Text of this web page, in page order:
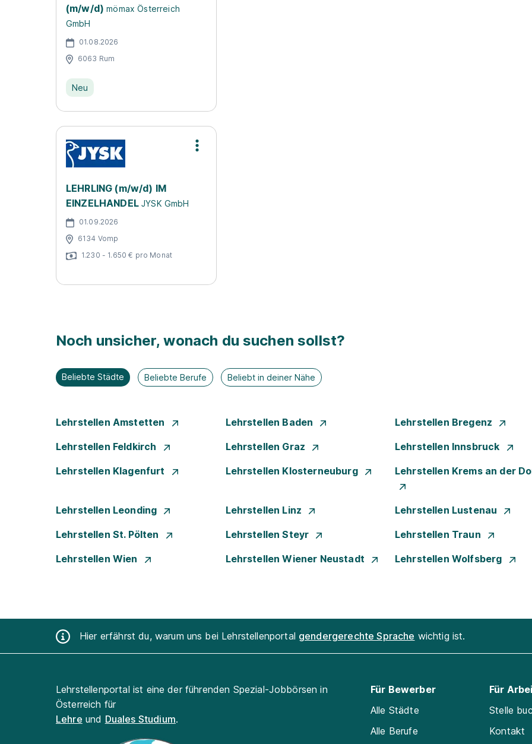
(m/w/d) mömax Österreich
GmbH
01.08.2026
6063 Rum
Neu
LEHRLING (m/w/d) IM
EINZELHANDELJYSK GmbH
01.09.2026
6134 Vomp
1.230 - 1.650 € pro Monat
Noch unsicher, wonach du suchen sollst?
Beliebte Städte Beliebte Berufe Beliebt in deiner Nähe
Lehrstellen Amstetten Lehrstellen Baden Lehrstellen Bregenz
Lehrstellen Feldkirch Lehrstellen Graz Lehrstellen Innsbruck
Lehrstellen Klagenfurt Lehrstellen Klosterneuburg Lehrstellen Krems an der
Lehrstellen Leonding Lehrstellen Linz Lehrstellen Lustenau
Lehrstellen St. Pölten Lehrstellen Steyr Lehrstellen Traun
Lehrstellen Wien Lehrstellen Wiener Neustadt Lehrstellen Wolfsberg
Hier erfährst du, warum uns bei Lehrstellenportal gendergerechte Sprache wichtig ist.
Lehrstellenportal ist eine der führenden Spezial-Jobbörsen in
Österreich für
Lehre und Duales Studium.
Für Bewerber
Alle Städte
Alle Berufe
Für
Stelle
Kontakt